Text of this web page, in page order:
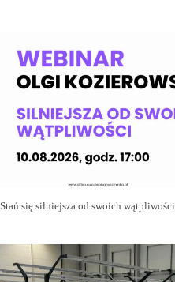
Stań się silniejsza od swoich wątpliwości